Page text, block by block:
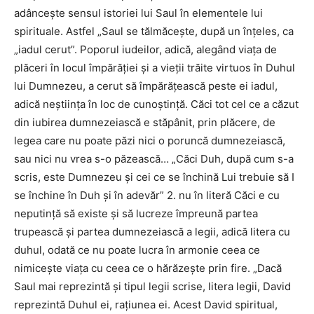
adânceşte sensul istoriei lui Saul în elementele lui
spirituale. Astfel „Saul se tălmăceşte, după un înţeles, ca
„iadul cerut”. Poporul iudeilor, adică, alegând viaţa de
plăceri în locul împărăţiei şi a vieţii trăite virtuos în Duhul
lui Dumnezeu, a cerut să împărăţească peste ei iadul,
adică neştiinţa în loc de cunoştinţă. Căci tot cel ce a căzut
din iubirea dumnezeiască e stăpânit, prin plăcere, de
legea care nu poate păzi nici o poruncă dumnezeiască,
sau nici nu vrea s-o păzească… „Căci Duh, după cum s-a
scris, este Dumnezeu şi cei ce se închină Lui trebuie să I
se închine în Duh şi în adevăr” 2. nu în literă Căci e cu
neputinţă să existe şi să lucreze împreună partea
trupească şi partea dumnezeiască a legii, adică litera cu
duhul, odată ce nu poate lucra în armonie ceea ce
nimiceşte viaţa cu ceea ce o hărăzeşte prin fire. „Dacă
Saul mai reprezintă şi tipul legii scrise, litera legii, David
reprezintă Duhul ei, raţiunea ei. Acest David spiritual,